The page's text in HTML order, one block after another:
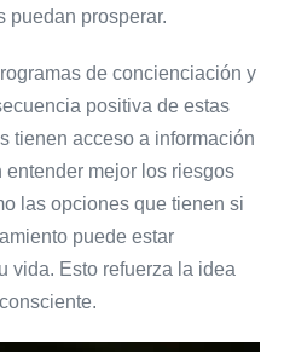
puedan prosperar.
de concienciación y
positiva de estas
tienen acceso a información
mejor los riesgos
las opciones que tienen si
puede estar
vida. Esto refuerza la idea